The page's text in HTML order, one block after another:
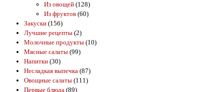
Из овощей (128)
Из фруктов (60)
Закуски (156)
Лучшие рецепты (2)
Молочные продукты (10)
Мясные салаты (99)
Напитки (30)
Несладкая выпечка (87)
Овощные салаты (111)
Первые блюда (89)